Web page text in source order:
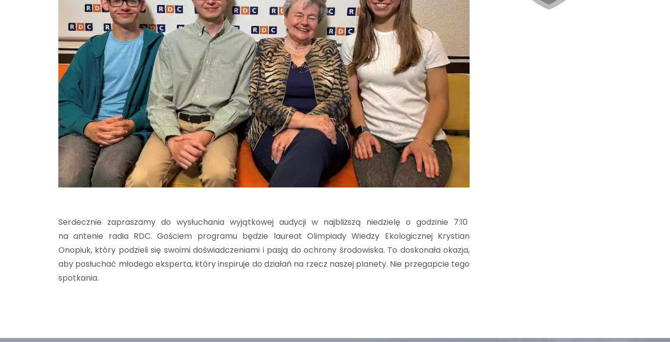
Serdecznie zapraszamy do wysłuchania wyjątkowej audycji w najbliższą niedzielę o godzinie 7:10
na antenie radia RDC. Gościem programu będzie laureat Olimpiady Wiedzy Ekologicznej Krystian
Onopiuk, który podzieli się swoimi doświadczeniami i pasją do ochrony środowiska. To doskonała okazja,
aby posłuchać młodego eksperta, który inspiruje do działań na rzecz naszej planety. Nie przegapcie tego
spotkania.